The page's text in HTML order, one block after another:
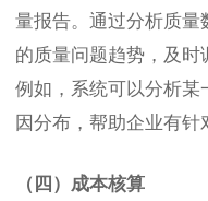
量报告。通过分析质量
的质量问题趋势，及时
例如，系统可以分析某
因分布，帮助企业有针
（四）成本核算